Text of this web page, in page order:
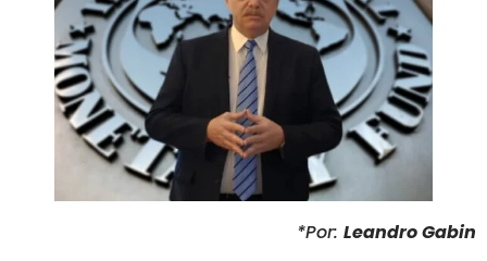
*Por: Leandro Gabin